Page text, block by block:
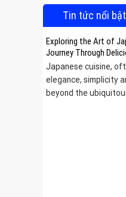
Tin tức nổi bật
Exploring the Art of
Journey Through
Japanese cuisine,
elegance, simplicity
beyond the